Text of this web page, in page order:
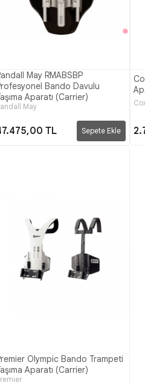
May RMABSBP
Bando Davulu
Aparatı (Carrier)
May
TL Sepete Ekle
Olympic Bando Trampeti
Aparatı (Carrier)